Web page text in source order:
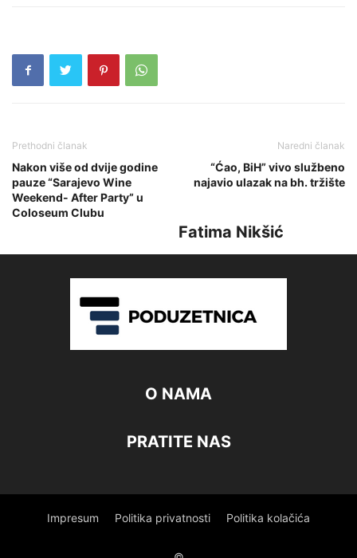
Prethodni članak
Nakon više od dvije godine
pauze “Sarajevo Wine
Weekend- After Party” u
Coloseum Clubu
Naredni članak
“Ćao, BiH” vivo službeno
najavio ulazak na bh. tržište
Fatima Nikšić
O NAMA
PRATITE NAS
Impresum Politika privatnosti Politika kolačića